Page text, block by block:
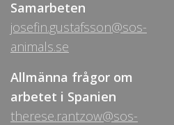
Samarbeten
josefin.gustafsson@sos-
animals.se
Allmänna frågor om
arbetet i Spanien
therese.rantzow@sos-